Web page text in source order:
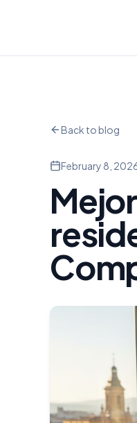
Back to blog
February 8,